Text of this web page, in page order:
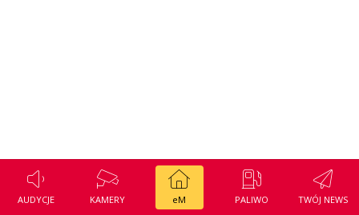
AUDYCJE KAMERY eM PALIWO TWÓJ NEWS